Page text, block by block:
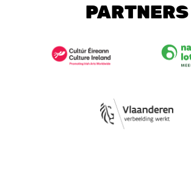
PARTNERS
Image Image
Image